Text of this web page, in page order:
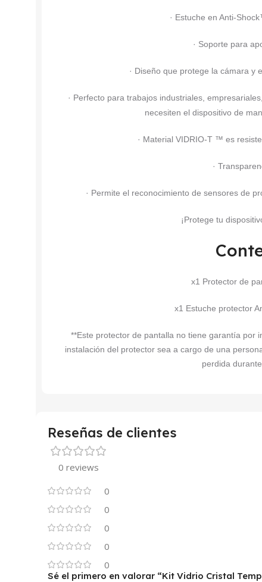
· Estuche en Anti-
· Soporte para
· Diseño que protege la cámara y
· Perfecto para trabajos industriales,
necesiten el dispositivo de
· Material VIDRIO-T ™ es
·
· Permite el reconocimiento de sensores de
¡Protege tu
x1 Protector de
x1 Estuche protector
**Este protector de pantalla no tiene garantía por
instalación del protector sea a cargo de una
perdida
Reseñas de clientes
0 reviews
0
0
0
0
0
Sé el primero en valorar “Kit Vidrio Cristal